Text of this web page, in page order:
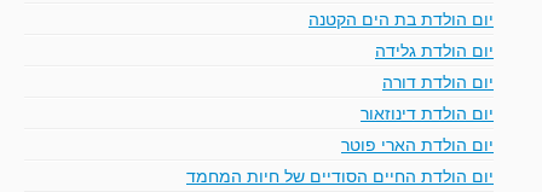
יום הולדת בת הים הקטנה
יום הולדת גלידה
יום הולדת דורה
יום הולדת דינוזאור
יום הולדת הארי פוטר
יום הולדת החיים הסודיים של חיות המחמד